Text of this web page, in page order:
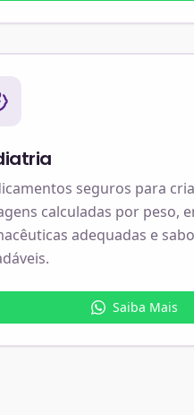
seguros para
calculadas por peso,
adequadas e
Saiba Mais